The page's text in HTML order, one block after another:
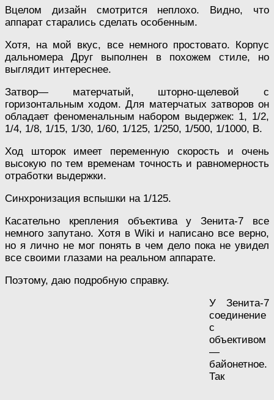
Вцелом дизайн смотрится неплохо. Видно, что
аппарат старались сделать особенным.
Хотя, на мой вкус, все немного простовато. Корпус
дальномера Друг выполнен в похожем стиле, но
выглядит интереснее.
Затвор— матерчатый, шторно-щелевой с
горизонтальным ходом. Для матерчатых затворов он
обладает феноменальным набором выдержек: 1, 1/2,
1/4, 1/8, 1/15, 1/30, 1/60, 1/125, 1/250, 1/500, 1/1000, В.
Ход шторок имеет переменную скорость и очень
высокую по тем временам точность и равномерность
отработки выдержки.
Синхронизация вспышки на 1/125.
Касательно крепления объектива у Зенита-7 все
немного запутано. Хотя в Wiki и написано все верно,
но я лично не мог понять в чем дело пока не увидел
все своими глазами на реальном аппарате.
Поэтому, даю подробную справку.
У Зенита-7
соединение
с
объективом
—
байонетное.
Так